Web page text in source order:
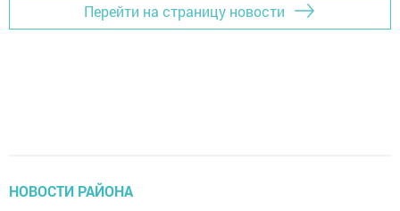
Перейти на страницу новости
НОВОСТИ РАЙОНА